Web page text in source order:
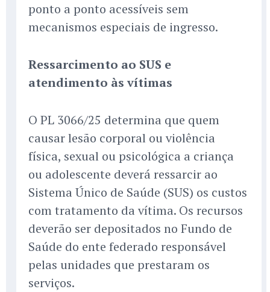
ponto a ponto acessíveis sem
mecanismos especiais de ingresso.
Ressarcimento ao SUS e
atendimento às vítimas
O PL 3066/25 determina que quem
causar lesão corporal ou violência
física, sexual ou psicológica a criança
ou adolescente deverá ressarcir ao
Sistema Único de Saúde (SUS) os custos
com tratamento da vítima. Os recursos
deverão ser depositados no Fundo de
Saúde do ente federado responsável
pelas unidades que prestaram os
serviços.